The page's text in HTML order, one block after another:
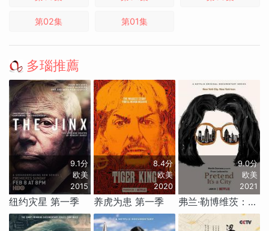
第02集 第01集
多瑙推薦
9.1分
欧美
2015
纽约灾星 第一季
8.4分
欧美
2020
养虎为患 第一季
9.0分
欧美
2021
弗兰·勒博维茨：假装我们在城市